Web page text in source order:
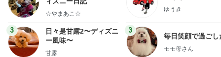
☆やまあこ☆
3
日々是甘露2〜ディズニ
ー風味〜
甘露
ゆうき
3
毎日笑顔で過ごし
モモ母さん